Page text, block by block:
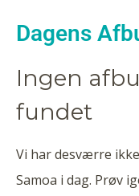
Dagens
Ingen
fundet
Vi har desværre
Samoa i dag. Prøv